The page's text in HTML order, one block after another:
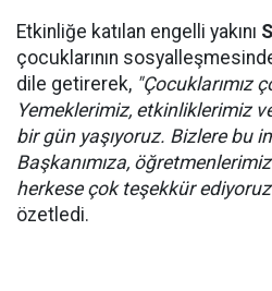
Etkinliğe katılan engelli yakını
çocuklarının
dile getirerek, "Çocuklarımız
Yemeklerimiz, etkinliklerimiz
bir gün yaşıyoruz. Bizlere bu
Başkanımıza,
herkese çok teşekkür
özetledi.